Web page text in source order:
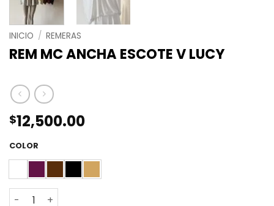
INICIO / REMERAS
REM MC ANCHA ESCOTE V LUCY
$12,500.00
COLOR
REM MC ANCHA ESCOTE V LUCY cantidad